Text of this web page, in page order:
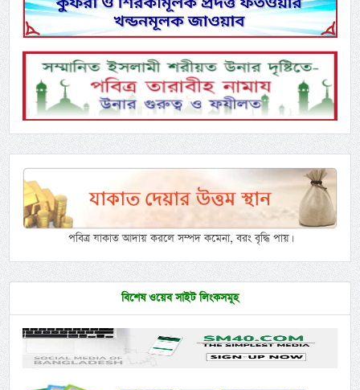
পবিত্র যাকাত আদায় করলে সম্পদ কমেনা, বরং বৃদ্ধি পায়।
বিশেষ ওয়েব সাইট লিংকসমূহ